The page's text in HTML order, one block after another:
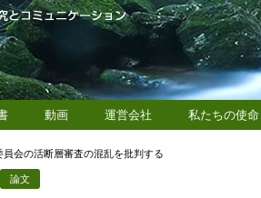
動画 運営会社 私たちの使命
員会の活断層審査の混乱を批判する
論文